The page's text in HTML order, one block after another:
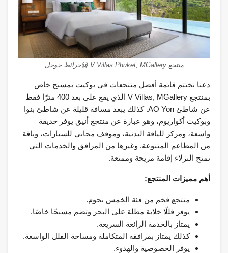
منتجع V Villas Phuket, MGallery @خرائط جوجل
دعنا نختتم قائمة أفضل منتجعات في بوكيت بمسبح خاص
بمنتجع V Villas, MGallery الذي يقع على بعد 400 مترًا فقط
عن شاطئ AO Yon. كذلك يبعد مسافة قليلة عن شاطئ بنوا
وبوكيت أكواريوم، وهو عبارة عن منتجع أنيق يوفر حديقة
واسعة، ومركز للياقة البدنية، وموقف مجاني للسيارات، وباقة
من المطاعم المتنوعة. وغيرها من المرافق والخدمات التي
تمنح النزلاء إقامة مريحة وممتعة.
أهم مميزات المنتجع:
منتجع فخم من فئة الخمس نجوم.
يوفر فللًا خلابة مطلة على البحر وتضم مسبحًا خاصًا.
يمتاز بالخدمة الرائعة السريعة.
كذلك يمتاز بمرافقه المتكاملة ومساحة الفلل الواسعة.
يوفر الخصوصية والهدوء.